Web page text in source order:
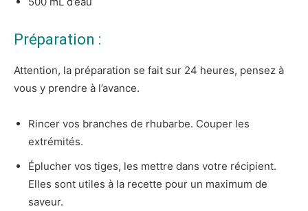
Préparation :
Attention, la préparation se fait sur 24 heures, pensez à
vous y prendre à l’avance.
Rincer vos branches de rhubarbe. Couper les
extrémités.
Éplucher vos tiges, les mettre dans votre récipient.
Elles sont utiles à la recette pour un maximum de
saveur.